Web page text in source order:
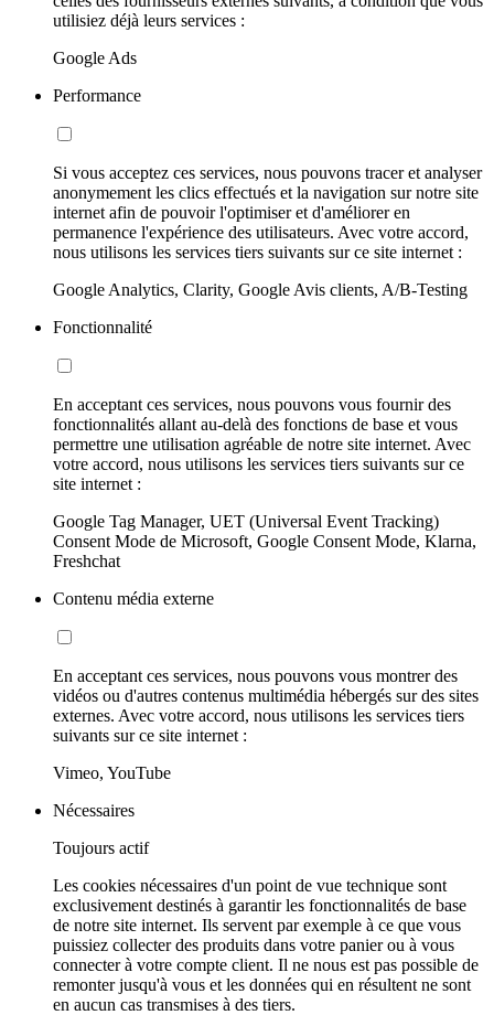
utilisiez déjà leurs services :
Google Ads
Performance
Si vous acceptez ces services, nous pouvons tracer et analyser
anonymement les clics effectués et la navigation sur notre site
internet afin de pouvoir l'optimiser et d'améliorer en
permanence l'expérience des utilisateurs. Avec votre accord,
nous utilisons les services tiers suivants sur ce site internet :
Google Analytics, Clarity, Google Avis clients, A/B-Testing
Fonctionnalité
En acceptant ces services, nous pouvons vous fournir des
fonctionnalités allant au-delà des fonctions de base et vous
permettre une utilisation agréable de notre site internet. Avec
votre accord, nous utilisons les services tiers suivants sur ce
site internet :
Google Tag Manager, UET (Universal Event Tracking)
Consent Mode de Microsoft, Google Consent Mode, Klarna,
Freshchat
Contenu média externe
En acceptant ces services, nous pouvons vous montrer des
vidéos ou d'autres contenus multimédia hébergés sur des sites
externes. Avec votre accord, nous utilisons les services tiers
suivants sur ce site internet :
Vimeo, YouTube
Nécessaires
Toujours actif
Les cookies nécessaires d'un point de vue technique sont
exclusivement destinés à garantir les fonctionnalités de base
de notre site internet. Ils servent par exemple à ce que vous
puissiez collecter des produits dans votre panier ou à vous
connecter à votre compte client. Il ne nous est pas possible de
remonter jusqu'à vous et les données qui en résultent ne sont
en aucun cas transmises à des tiers.